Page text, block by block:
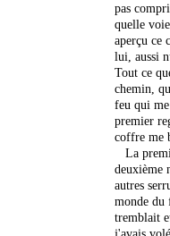
pas
quelle
aperçu ce
lui, aussi
Tout ce
chemin,
feu qui
premier
coffre me
La
deuxième
autres
monde du
tremblait